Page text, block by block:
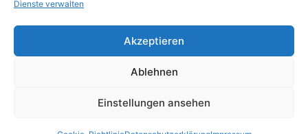
Dienste verwalten
Akzeptieren
Ablehnen
Einstellungen ansehen
Impressum
Werben auf inn-sider
Einkaufen bei INN-SIDER-Partnern
© 2026 inn-sider.com• Erstellt mitGeneratePress